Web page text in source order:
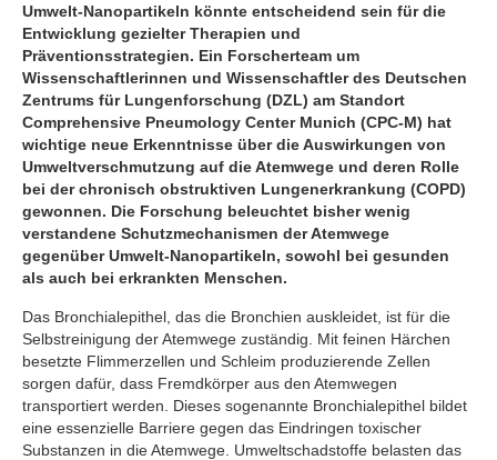
Umwelt-Nanopartikeln könnte entscheidend sein für die
Entwicklung gezielter Therapien und
Präventionsstrategien. Ein Forscherteam um
Wissenschaftlerinnen und Wissenschaftler des Deutschen
Zentrums für Lungenforschung (DZL) am Standort
Comprehensive Pneumology Center Munich (CPC-M) hat
wichtige neue Erkenntnisse über die Auswirkungen von
Umweltverschmutzung auf die Atemwege und deren Rolle
bei der chronisch obstruktiven Lungenerkrankung (COPD)
gewonnen. Die Forschung beleuchtet bisher wenig
verstandene Schutzmechanismen der Atemwege
gegenüber Umwelt-Nanopartikeln, sowohl bei gesunden
als auch bei erkrankten Menschen.
Das Bronchialepithel, das die Bronchien auskleidet, ist für die
Selbstreinigung der Atemwege zuständig. Mit feinen Härchen
besetzte Flimmerzellen und Schleim produzierende Zellen
sorgen dafür, dass Fremdkörper aus den Atemwegen
transportiert werden. Dieses sogenannte Bronchialepithel bildet
eine essenzielle Barriere gegen das Eindringen toxischer
Substanzen in die Atemwege. Umweltschadstoffe belasten das